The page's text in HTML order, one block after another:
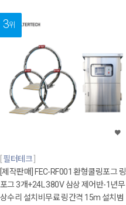
3위
필터테크
[제작판매] FEC-RF001 환형쿨링포그 링
포그 3개+24L 380V 삼상 제어반-1년무
상수리 설치비무료 링간격 15m 설치범